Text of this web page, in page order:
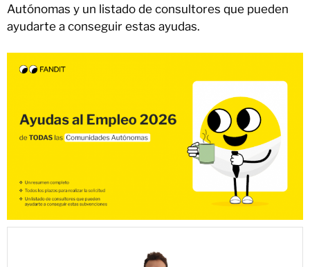
Autónomas y un listado de consultores que pueden
ayudarte a conseguir estas ayudas.